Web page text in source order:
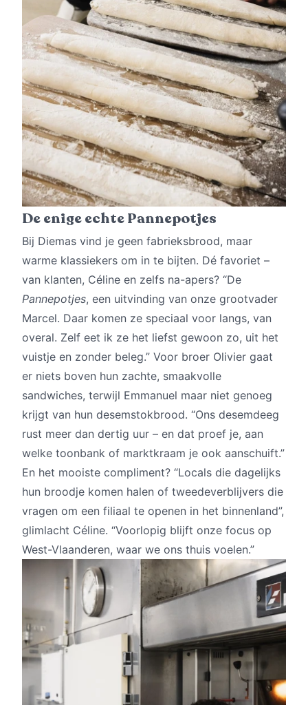
De enige echte Pannepotjes
Bij Diemas vind je geen fabrieksbrood, maar
warme klassiekers om in te bijten. Dé favoriet –
van klanten, Céline en zelfs na-apers? “De
Pannepotjes, een uitvinding van onze grootvader
Marcel. Daar komen ze speciaal voor langs, van
overal. Zelf eet ik ze het liefst gewoon zo, uit het
vuistje en zonder beleg.” Voor broer Olivier gaat
er niets boven hun zachte, smaakvolle
sandwiches, terwijl Emmanuel maar niet genoeg
krijgt van hun desemstokbrood. “Ons desemdeeg
rust meer dan dertig uur – en dat proef je, aan
welke toonbank of marktkraam je ook aanschuift.”
En het mooiste compliment? “Locals die dagelijks
hun broodje komen halen of tweedeverblijvers die
vragen om een filiaal te openen in het binnenland”,
glimlacht Céline. “Voorlopig blijft onze focus op
West-Vlaanderen, waar we ons thuis voelen.”